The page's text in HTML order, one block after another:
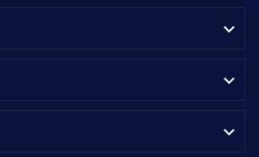


